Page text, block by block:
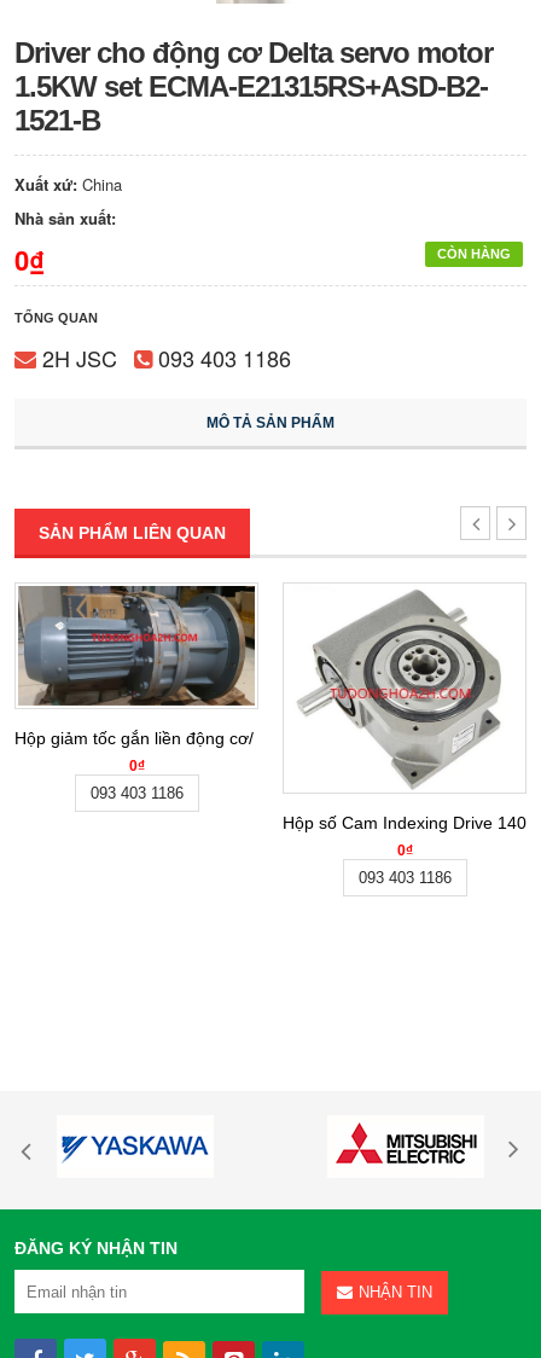
Driver cho động cơ Delta servo motor
1.5KW set ECMA-E21315RS+ASD-B2-
1521-B
Xuất xứ: China
Nhà sản xuất:
CÒN HÀNG
0₫
TỔNG QUAN
2H JSC 093 403 1186
MÔ TẢ SẢN PHẨM
SẢN PHẨM LIÊN QUAN
Hộp giảm tốc gắn liền động cơ/ Gear motor BLY27-59-3KW
0₫
093 403 1186
Hộp số Cam Indexing Drive
0₫
093 403 1186
ĐĂNG KÝ NHẬN TIN
NHẬN TIN